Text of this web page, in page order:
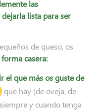
las
lista para ser
de queso, os
casera:
el que más os guste de
que hay (de oveja, de
y cuando tenga